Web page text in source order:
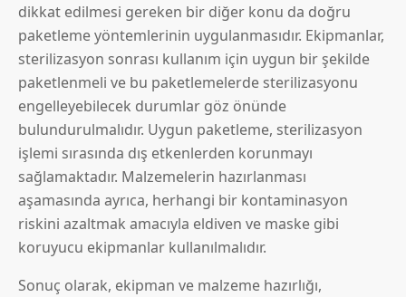
dikkat edilmesi gereken bir diğer konu da doğru
paketleme yöntemlerinin uygulanmasıdır. Ekipmanlar,
sterilizasyon sonrası kullanım için uygun bir şekilde
paketlenmeli ve bu paketlemelerde sterilizasyonu
engelleyebilecek durumlar göz önünde
bulundurulmalıdır. Uygun paketleme, sterilizasyon
işlemi sırasında dış etkenlerden korunmayı
sağlamaktadır. Malzemelerin hazırlanması
aşamasında ayrıca, herhangi bir kontaminasyon
riskini azaltmak amacıyla eldiven ve maske gibi
koruyucu ekipmanlar kullanılmalıdır.
Sonuç olarak, ekipman ve malzeme hazırlığı,